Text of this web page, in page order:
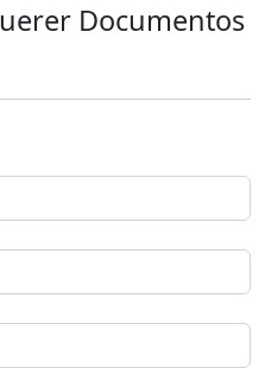
Documentos